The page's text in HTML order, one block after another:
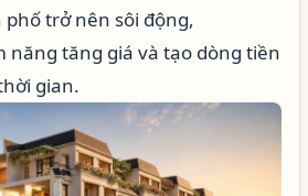
trở nên sôi động,
năng tăng giá và tạo dòng tiền
gian.